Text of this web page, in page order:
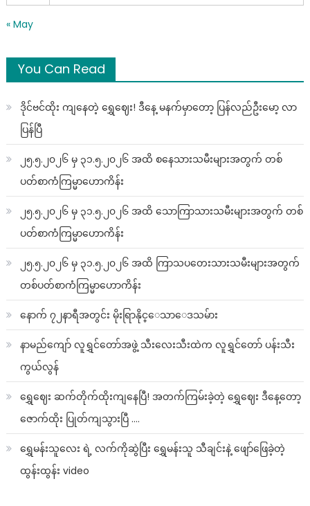
« May
You Can Read
ဒိုင်ဗင်ထိုး ကျနေတဲ့ ရွှေဈေး! ဒီနေ့ မနက်မှာတော့ ပြန်လည်ဦးမော့ လာ
ပြန်ပြီ
၂၅.၅.၂၀၂၆ မှ ၃၁.၅.၂၀၂၆ အထိ စနေသားသမီးများအတွက် တစ်
ပတ်စာကံကြမ္မာဟောကိန်း
၂၅.၅.၂၀၂၆ မှ ၃၁.၅.၂၀၂၆ အထိ သောကြာသားသမီးများအတွက် တစ်
ပတ်စာကံကြမ္မာဟောကိန်း
၂၅.၅.၂၀၂၆ မှ ၃၁.၅.၂၀၂၆ အထိ ကြာသပတေးသားသမီးများအတွက်
တစ်ပတ်စာကံကြမ္မာဟောကိန်း
နောက် ၇၂နာရီအတွင်း မိုးရြာနိုင္ေသာေဒသမ်ား
နာမည်ကျော် လူရွှင်တော်အဖွဲ့ သီးလေးသီးထဲက လူရွှင်တော် ပန်းသီး
ကွယ်လွန်
ရွှေဈေး ဆက်တိုက်ထိုးကျနေပြီ! အတက်ကြမ်းခဲ့တဲ့ ရွှေဈေး ဒီနေ့တော့
ဇောက်ထိုး ပြုတ်ကျသွားပြီ ….
ရွှေမန်းသူလေး ရဲ့ လက်ကိုဆွဲပြီး ရွှေမန်းသူ သီချင်းနဲ့ ဖျော်ဖြေခဲ့တဲ့
ထွန်းထွန်း video